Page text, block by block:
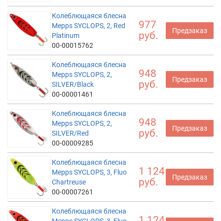
Колеблющаяся блесна
Mepps SYCLOPS, 2, Red
Platinum
00-00015762
977
руб.
Предзаказ
Колеблющаяся блесна
Mepps SYCLOPS, 2,
SILVER/Black
00-00001461
948
руб.
Предзаказ
Колеблющаяся блесна
Mepps SYCLOPS, 2,
SILVER/Red
00-00009285
948
руб.
Предзаказ
Колеблющаяся блесна
Mepps SYCLOPS, 3, Fluo
Chartreuse
00-00007261
1 124
руб.
Предзаказ
Колеблющаяся блесна